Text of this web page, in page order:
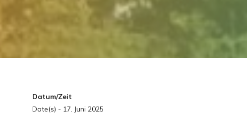
Datum/Zeit
Date(s) - 17. Juni 2025